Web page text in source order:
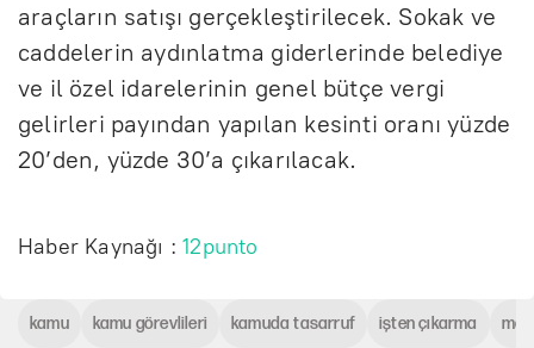
araçların satışı gerçekleştirilecek. Sokak ve
caddelerin aydınlatma giderlerinde belediye
ve il özel idarelerinin genel bütçe vergi
gelirleri payından yapılan kesinti oranı yüzde
20’den, yüzde 30’a çıkarılacak.
Haber Kaynağı :12punto
kamu kamu görevlileri kamuda tasarruf işten çıkarma